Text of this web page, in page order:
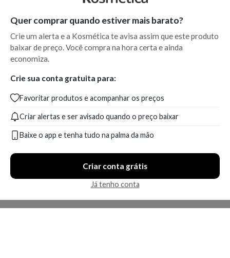
Quer comprar quando estiver mais barato?
Crie um alerta e a Kosmética te avisa assim que este produto
baixar de preço. Você compra na hora certa e ainda
economiza.
Crie sua conta gratuita para:
Favoritar produtos e acompanhar os preços
Criar alertas e ser avisado quando o preço baixar
Baixe o app e tenha tudo na palma da mão
Criar conta grátis
Já tenho conta